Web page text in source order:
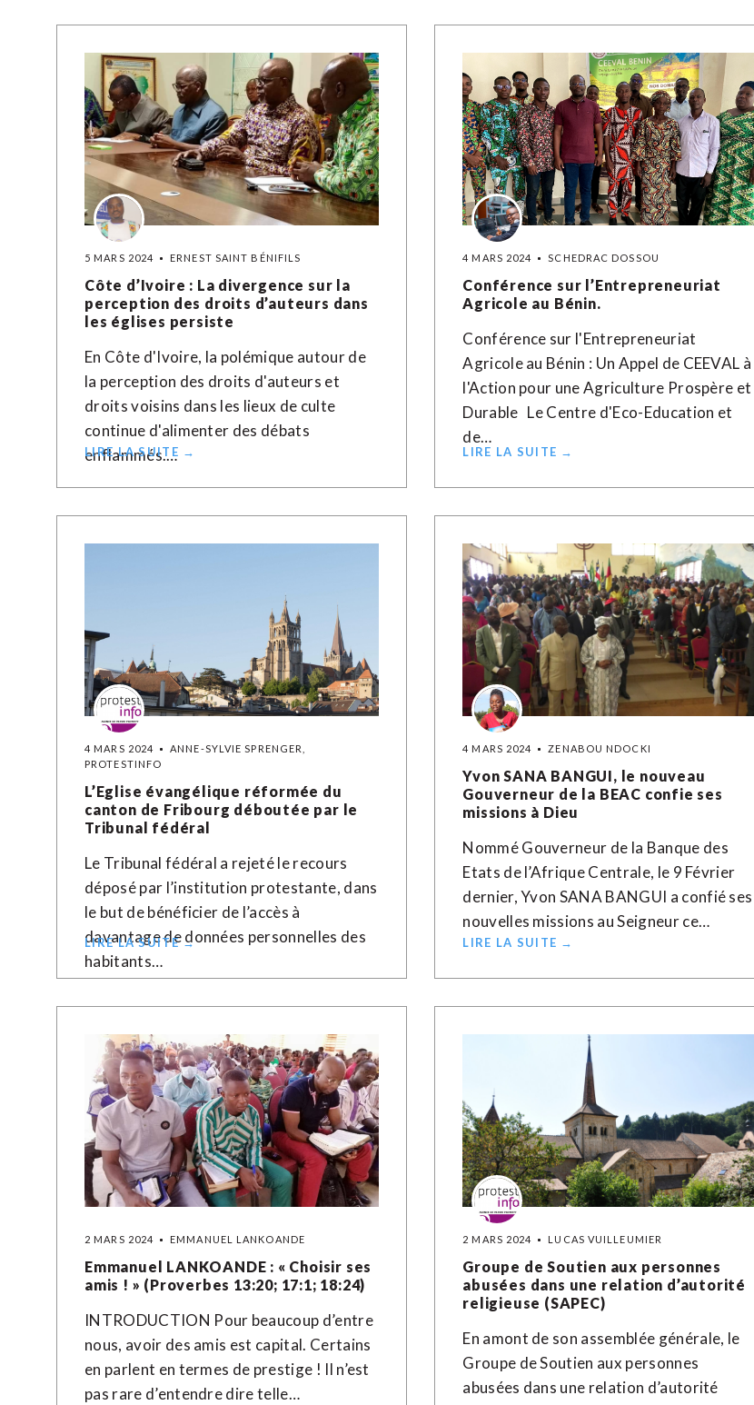
5 MARS 2024 ERNEST SAINT BÉNIFILS
Côte d’Ivoire : La divergence sur la
perception des droits d’auteurs dans
les églises persiste
En Côte d'Ivoire, la polémique autour de
la perception des droits d'auteurs et
droits voisins dans les lieux de culte
continue d'alimenter des débats
enflammés.…
LIRE LA SUITE →
4 MARS 2024 SCHEDRAC DOSSOU
Conférence sur l’Entrepreneuriat
Agricole au Bénin.
Conférence sur l'Entrepreneuriat
Agricole au Bénin : Un Appel de CEEVAL à
l'Action pour une Agriculture Prospère et
Durable Le Centre d'Eco-Education et
de…
LIRE LA SUITE →
4 MARS 2024
ANNE-SYLVIE SPRENGER,
PROTESTINFO
L’Eglise évangélique réformée du
canton de Fribourg déboutée par le
Tribunal fédéral
Le Tribunal fédéral a rejeté le recours
déposé par l’institution protestante, dans
le but de bénéficier de l’accès à
davantage de données personnelles des
habitants…
LIRE LA SUITE →
4 MARS 2024 ZENABOU NDOCKI
Yvon SANA BANGUI, le nouveau
Gouverneur de la BEAC confie ses
missions à Dieu
Nommé Gouverneur de la Banque des
Etats de l’Afrique Centrale, le 9 Février
dernier, Yvon SANA BANGUI a confié ses
nouvelles missions au Seigneur ce…
LIRE LA SUITE →
2 MARS 2024 EMMANUEL LANKOANDE
Emmanuel LANKOANDE : « Choisir ses
amis ! » (Proverbes 13:20; 17:1; 18:24)
INTRODUCTION Pour beaucoup d’entre
nous, avoir des amis est capital. Certains
en parlent en termes de prestige ! Il n’est
pas rare d’entendre dire telle…
2 MARS 2024 LUCAS VUILLEUMIER
Groupe de Soutien aux personnes
abusées dans une relation d’autorité
religieuse (SAPEC)
En amont de son assemblée générale, le
Groupe de Soutien aux personnes
abusées dans une relation d’autorité